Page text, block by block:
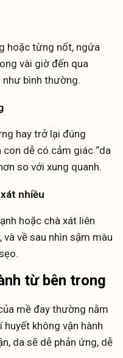
hoặc từng nốt, ngứa
vài giờ đến qua
như bình thường.
hay trở lại đúng
dễ có cảm giác “da
so với xung quanh.
nhiều
hoặc chà xát liên
về sau nhìn sậm màu
từ bên trong
mề đay thường nằm
không vận hành
da sẽ dễ phản ứng, dễ